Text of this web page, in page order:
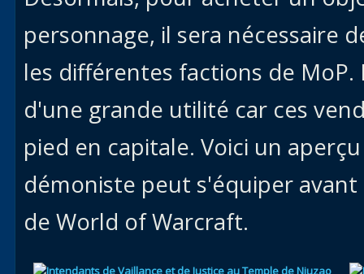
Uldum
Val
personnage, il sera nécessaire
les différentes factions de
d'une grande utilité car ces
pied en capitale. Voici un
démoniste peut s'équiper
de World of Warcraft.